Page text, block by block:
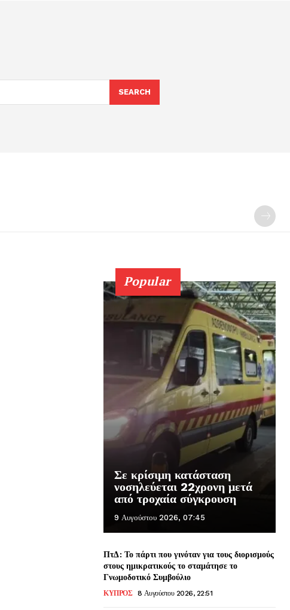
SEARCH
Popular
Σε κρίσιμη κατάσταση
νοσηλεύεται 22χρονη μετά
από τροχαία σύγκρουση
9 Αυγούστου 2026, 07:45
ΠτΔ: Το πάρτι που γινόταν για τους διορισμούς
στους ημικρατικούς το σταμάτησε το
Γνωμοδοτικό Συμβούλιο
ΚΥΠΡΟΣ 8 Αυγούστου 2026, 22:51